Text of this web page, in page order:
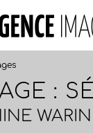
:
WARIN